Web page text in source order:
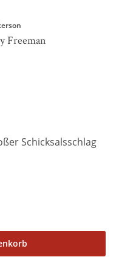
Freeman
Schicksalsschlag